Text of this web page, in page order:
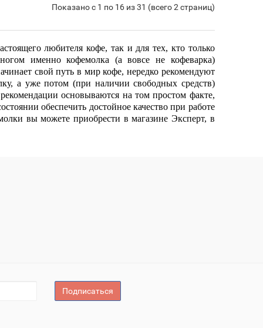
Показано с 1 по 16 из 31 (всего 2 страниц)
любителя кофе, так и для тех, кто только
именно кофемолка (а вовсе не кофеварка)
свой путь в мир кофе, нередко рекомендуют
а уже потом (при наличии свободных средств)
основываются на том простом факте,
обеспечить достойное качество при работе
вы можете приобрести в магазине Эксперт, в
Подписаться